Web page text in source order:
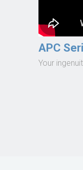
APC
Your